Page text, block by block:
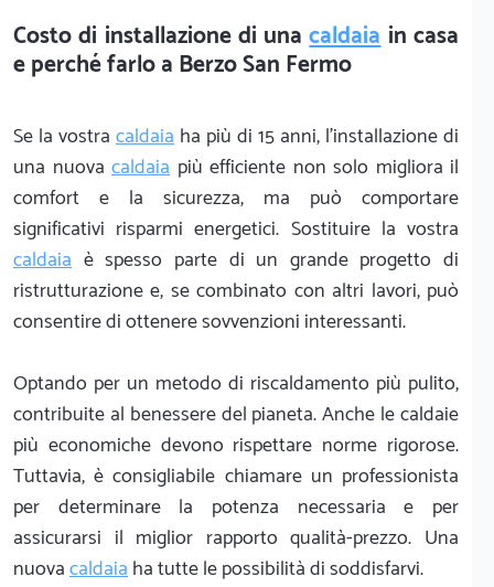
Costo di installazione di unacaldaiain casa
e perché farlo a Berzo San Fermo
Se la vostra caldaia ha più di 15 anni, l'installazione di
una nuova caldaia più efficiente non solo migliora il
comfort e la sicurezza, ma può comportare
significativi risparmi energetici. Sostituire la vostra
caldaia è spesso parte di un grande progetto di
ristrutturazione e, se combinato con altri lavori, può
consentire di ottenere sovvenzioni interessanti.
Optando per un metodo di riscaldamento più pulito,
contribuite al benessere del pianeta. Anche le caldaie
più economiche devono rispettare norme rigorose.
Tuttavia, è consigliabile chiamare un professionista
per determinare la potenza necessaria e per
assicurarsi il miglior rapporto qualità-prezzo. Una
nuovacaldaiaha tutte le possibilità di soddisfarvi.